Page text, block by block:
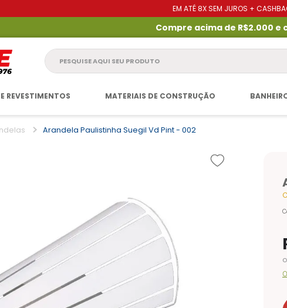
EM ATÉ 8X SEM JUROS +
Compre acima de R$2.000
Pesquise aqui seu produto
REVESTIMENTOS MATERIAIS DE CONSTRUÇÃO
Arandela Paulistinha Suegil Vd Pint - 002